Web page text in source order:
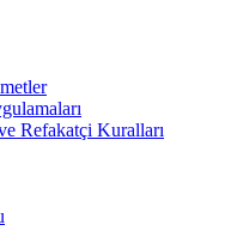
Refakatçi Kuralları